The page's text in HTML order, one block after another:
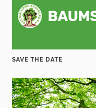
SAVE THE DATE